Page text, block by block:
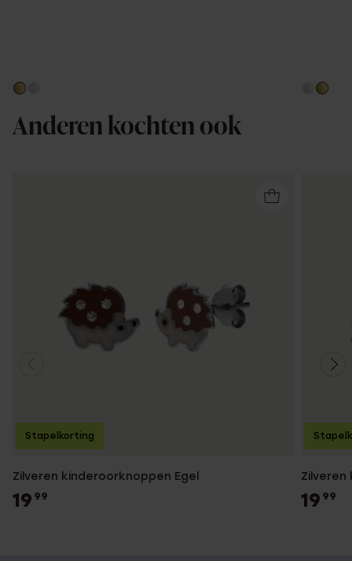
Anderen kochten ook
Zilveren kinderoorknoppen Egel
19 99
Stapelkorting
19 99